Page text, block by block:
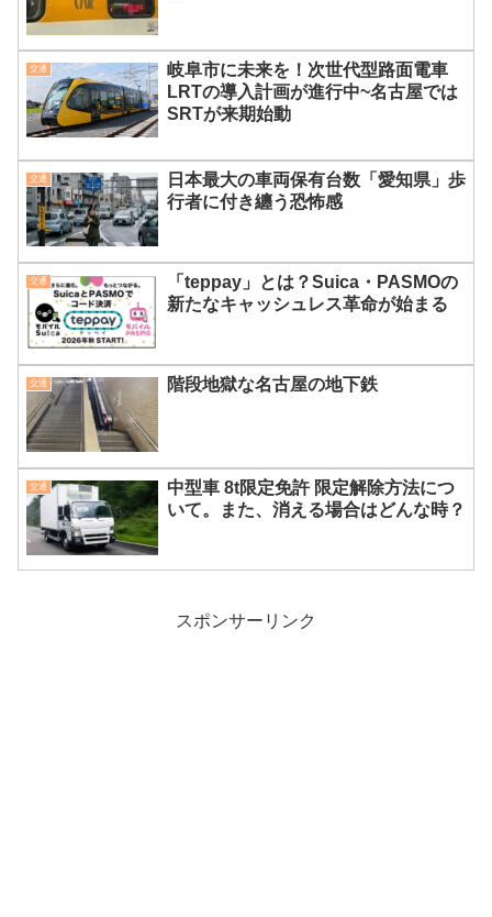
交通
岐阜市に未来を！次世代型路面電車
LRTの導入計画が進行中~名古屋では
SRTが来期始動
交通
日本最大の車両保有台数「愛知県」歩
行者に付き纏う恐怖感
交通
「teppay」とは？Suica・PASMOの
新たなキャッシュレス革命が始まる
交通 階段地獄な名古屋の地下鉄
交通
中型車 8t限定免許 限定解除方法につ
いて。また、消える場合はどんな時？
スポンサーリンク